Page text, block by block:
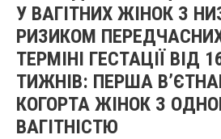
У ВАГІТНИХ ЖІНОК З
РИЗИКОМ
ТЕРМІНІ ГЕСТАЦІЇ ВІД
ТИЖНІВ: ПЕРША
КОГОРТА ЖІНОК З
ВАГІТНІСТЮ